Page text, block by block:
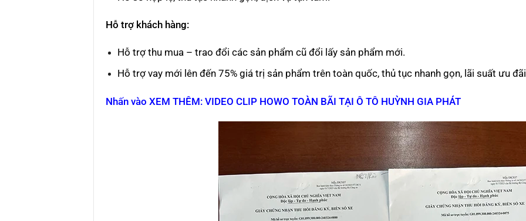
Hỗ trợ khách hàng:
Hỗ trợ thu mua – trao đổi các sản phẩm cũ đổi lấy sản phẩm mới.
Hỗ trợ vay mới lên đến 75% giá trị sản phẩm trên toàn quốc, thủ tục nhanh gọn, lãi suất ưu
Nhấn vào XEM THÊM: VIDEO CLIP HOWO TOÀN BÃI TẠI Ô TÔ HUỲNH GIA PHÁT